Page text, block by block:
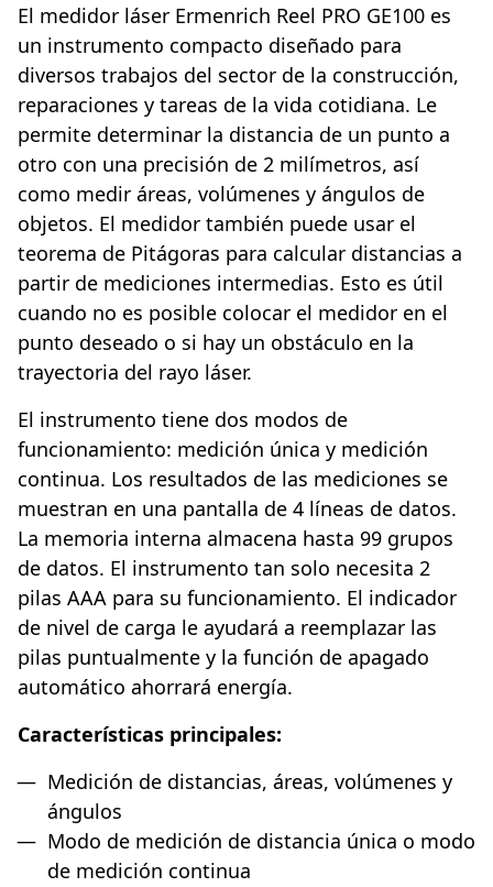
El medidor láser Ermenrich Reel PRO GE100 es
un instrumento compacto diseñado para
diversos trabajos del sector de la construcción,
reparaciones y tareas de la vida cotidiana. Le
permite determinar la distancia de un punto a
otro con una precisión de 2 milímetros, así
como medir áreas, volúmenes y ángulos de
objetos. El medidor también puede usar el
teorema de Pitágoras para calcular distancias a
partir de mediciones intermedias. Esto es útil
cuando no es posible colocar el medidor en el
punto deseado o si hay un obstáculo en la
trayectoria del rayo láser.
El instrumento tiene dos modos de
funcionamiento: medición única y medición
continua. Los resultados de las mediciones se
muestran en una pantalla de 4 líneas de datos.
La memoria interna almacena hasta 99 grupos
de datos. El instrumento tan solo necesita 2
pilas AAA para su funcionamiento. El indicador
de nivel de carga le ayudará a reemplazar las
pilas puntualmente y la función de apagado
automático ahorrará energía.
Características principales:
Medición de distancias, áreas, volúmenes y
ángulos
Modo de medición de distancia única o modo
de medición continua